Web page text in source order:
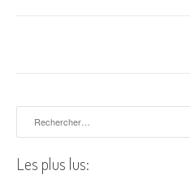
Les plus lus: